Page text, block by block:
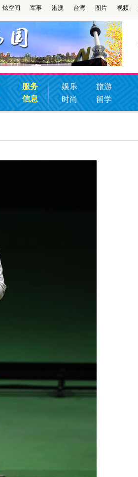
炫空间 军事 港澳 台湾 图片 视频
服务
信息
娱乐
旅游
时尚
留学